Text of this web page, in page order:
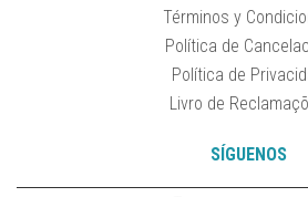
Términos y
Política de
Política de
Livro de
SÍGUENOS